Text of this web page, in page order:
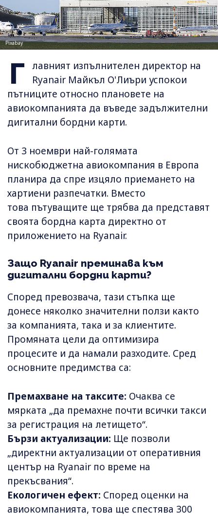
Pixabay
Г
лавният изпълнителен директор на
Ryanair Майкъл О'Лиъри успокои
пътниците относно плановете на
авиокомпанията да въведе задължителни
дигитални бордни карти.
От 3 ноември най-голямата
нискобюджетна авиокомпания в Европа
планира да спре изцяло приемането на
хартиени разпечатки. Вместо
това пътуващите ще трябва да представят
своята бордна карта директно от
приложението на Ryanair.
Защо Ryanair преминава към
дигитални бордни карти?
Според превозвача, тази стъпка ще
донесе няколко значителни ползи както
за компанията, така и за клиентите.
Промяната цели да оптимизира
процесите и да намали разходите. Сред
основните предимства са:
Премахване на таксите: Очаква се
мярката „да премахне почти всички такси
за регистрация на летището“.
Бързи актуализации: Ще позволи
„директни актуализации от оперативния
център на Ryanair по време на
прекъсвания“.
Екологичен ефект: Според оценки на
авиокомпанията, това ще спестява 300